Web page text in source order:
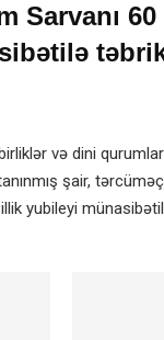
Sarvanı 60
və dini qurumlar
şair,
yubileyi